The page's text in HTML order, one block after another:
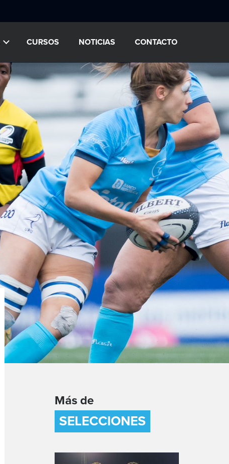
CURSOS NOTICIAS CONTACTO
Más de
SELECCIONES